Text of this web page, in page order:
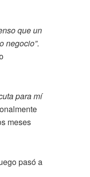
que un
negocio”.
para mí
meses
pasó a